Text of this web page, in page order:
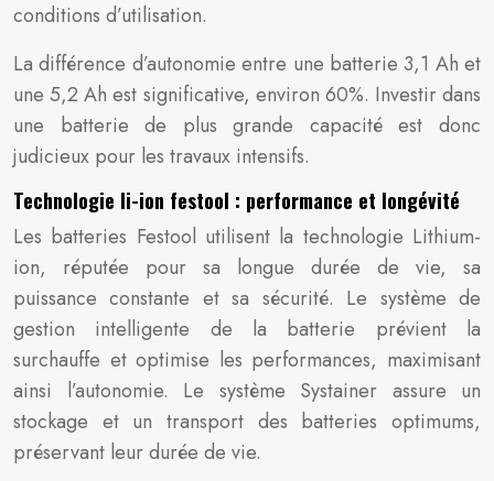
conditions d’utilisation.
La différence d’autonomie entre une batterie 3,1 Ah et
une 5,2 Ah est significative, environ 60%. Investir dans
une batterie de plus grande capacité est donc
judicieux pour les travaux intensifs.
Technologie li-ion festool : performance et longévité
Les batteries Festool utilisent la technologie Lithium-
ion, réputée pour sa longue durée de vie, sa
puissance constante et sa sécurité. Le système de
gestion intelligente de la batterie prévient la
surchauffe et optimise les performances, maximisant
ainsi l’autonomie. Le système Systainer assure un
stockage et un transport des batteries optimums,
préservant leur durée de vie.